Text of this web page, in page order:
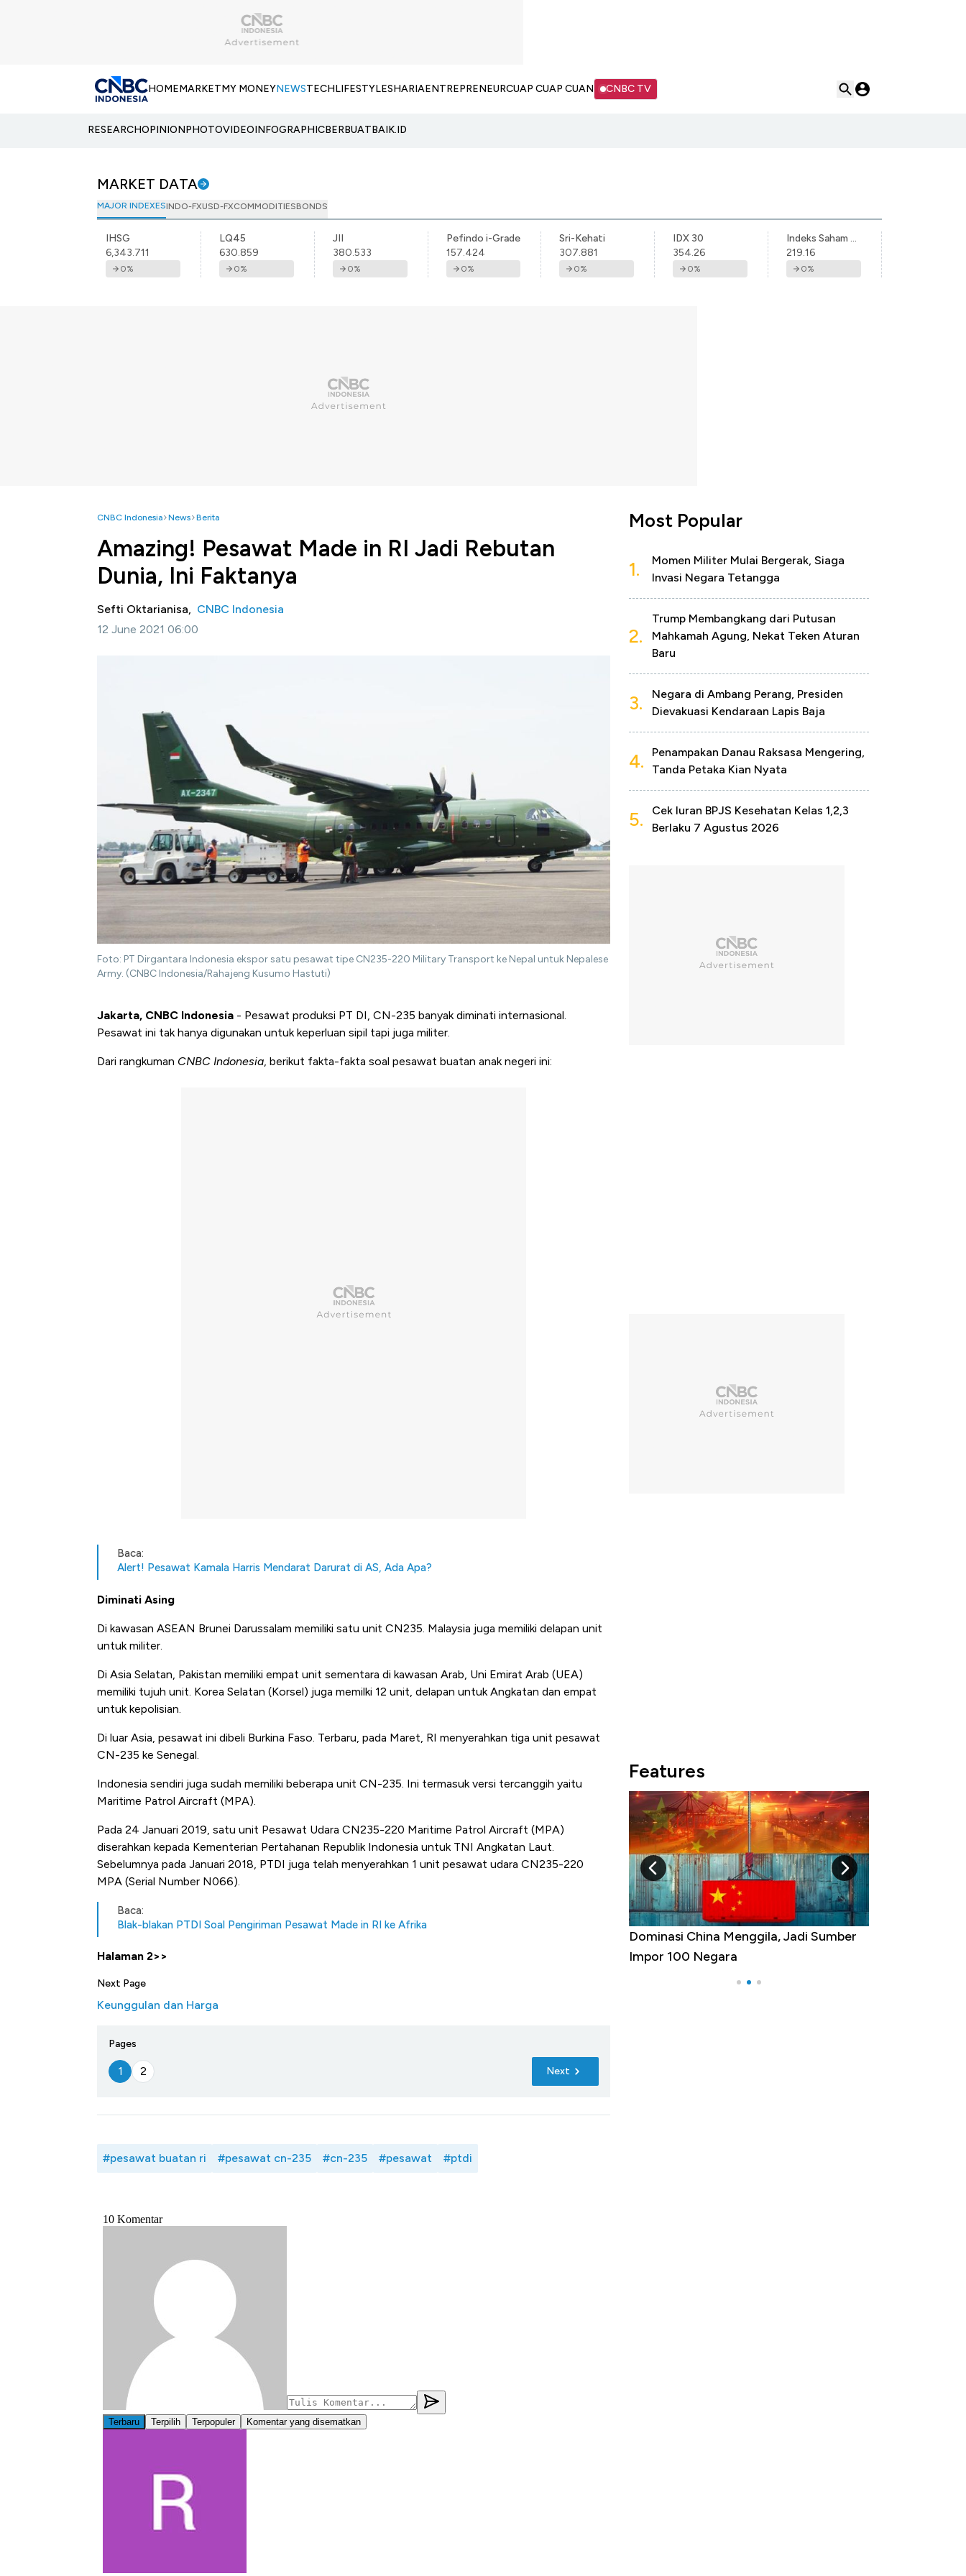
HOMEMARKETMY MONEYNEWSTECHLIFESTYLESHARIAENTREPRENEURCUAP CUAP CUAN CNBC TV
RESEARCHOPINIONPHOTOVIDEOINFOGRAPHICBERBUATBAIK.ID
MARKET DATA
MAJOR INDEXESINDO-FXUSD-FXCOMMODITIESBONDS
IHSG
6,343.711
0%
LQ45
630.859
0%
JII
380.533
0%
Pefindo i-Grade
157.424
0%
Sri-Kehati
307.881
0%
IDX 30
354.26
0%
Indeks Saham Syariah Indonesia
219.16
0%
CNBC Indonesia News Berita
Amazing! Pesawat Made in RI Jadi Rebutan
Dunia, Ini Faktanya
Sefti Oktarianisa, CNBC Indonesia
12 June 2021 06:00
Foto: PT Dirgantara Indonesia ekspor satu pesawat tipe CN235-220 Military Transport ke Nepal untuk Nepalese
Army. (CNBC Indonesia/Rahajeng Kusumo Hastuti)
Jakarta, CNBC Indonesia - Pesawat produksi PT DI, CN-235 banyak diminati internasional.
Pesawat ini tak hanya digunakan untuk keperluan sipil tapi juga militer.
Dari rangkuman CNBC Indonesia, berikut fakta-fakta soal pesawat buatan anak negeri ini:
Baca:
Alert! Pesawat Kamala Harris Mendarat Darurat di AS, Ada Apa?
Diminati Asing
Di kawasan ASEAN Brunei Darussalam memiliki satu unit CN235. Malaysia juga memiliki delapan unit
untuk militer.
Di Asia Selatan, Pakistan memiliki empat unit sementara di kawasan Arab, Uni Emirat Arab (UEA)
memiliki tujuh unit. Korea Selatan (Korsel) juga memilki 12 unit, delapan untuk Angkatan dan empat
untuk kepolisian.
Di luar Asia, pesawat ini dibeli Burkina Faso. Terbaru, pada Maret, RI menyerahkan tiga unit pesawat
CN-235 ke Senegal.
Indonesia sendiri juga sudah memiliki beberapa unit CN-235. Ini termasuk versi tercanggih yaitu
Maritime Patrol Aircraft (MPA).
Pada 24 Januari 2019, satu unit Pesawat Udara CN235-220 Maritime Patrol Aircraft (MPA)
diserahkan kepada Kementerian Pertahanan Republik Indonesia untuk TNI Angkatan Laut.
Sebelumnya pada Januari 2018, PTDI juga telah menyerahkan 1 unit pesawat udara CN235-220
MPA (Serial Number N066).
Baca:
Blak-blakan PTDI Soal Pengiriman Pesawat Made in RI ke Afrika
Halaman 2>>
Next Page
Keunggulan dan Harga
Pages
1 2 Next
#pesawat buatan ri #pesawat cn-235 #cn-235 #pesawat #ptdi
Most Popular
1.
Momen Militer Mulai Bergerak, Siaga
Invasi Negara Tetangga
2.
Trump Membangkang dari Putusan
Mahkamah Agung, Nekat Teken Aturan
Baru
3.
Negara di Ambang Perang, Presiden
Dievakuasi Kendaraan Lapis Baja
4.
Penampakan Danau Raksasa Mengering,
Tanda Petaka Kian Nyata
5.
Cek Iuran BPJS Kesehatan Kelas 1,2,3
Berlaku 7 Agustus 2026
Features
Dominasi China Menggila, Jadi Sumber
Impor 100 Negara